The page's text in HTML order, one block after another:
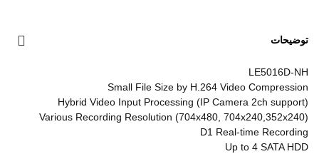
توضیحات
LE5016D-NH
Small File Size by H.264 Video Compression
Hybrid Video Input Processing (IP Camera 2ch support)
Various Recording Resolution (704x480, 704x240,352x240)
D1 Real-time Recording
Up to 4 SATA HDD